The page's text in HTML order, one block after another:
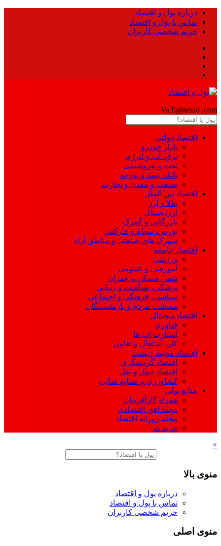
درباره پول و اقتصاد
تماس با پول و اقتصاد
حریم شخصی کاربران
Va Eghtesad .com
اقتصاد دولتی
بازار خودرو
برق، آب و انرژی
نفت و پتروشیمی
بانک، بیمه و بودجه
صنعت و معدن و تجارت
اقتصاد بین الملل
طلا و ارز
ارزدیجیتال
بازرگانی و گمرک
بورس، سهام و فارکس
شهرک های صنعتی و مناطق آزاد
اقتصاد جامعه
ورزشی
آموزشی و عمومی
شهر، مسکن و عمران
پزشکی، بهداشت و زیبایی
سیاسی، فرهنگی و اجتماعی
معیشت مردم و بازنشستگان
اقتصاد دیجیتال
فناوری
استارت اپ ها
کار، اشتغال و تعاون
اقتصاد محیط زیست
اقتصاد گردشگری
اقتصاد حمل و نقل
کشاورزی و صنایع غذایی
منابع پولی
همراه کارآفرینان
مجله افق اقتصادی
مجله روزانه اقتصاد
خرید تتر
×
منوی بالا
درباره پول و اقتصاد
تماس با پول و اقتصاد
حریم شخصی کاربران
منوی اصلی